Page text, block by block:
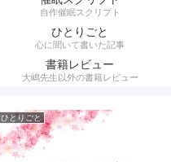
自作催眠スクリプト
ひとりごと
心に聞いて書いた記事
書籍レビュー
大嶋先生以外の書籍レビュー
ひとりごと